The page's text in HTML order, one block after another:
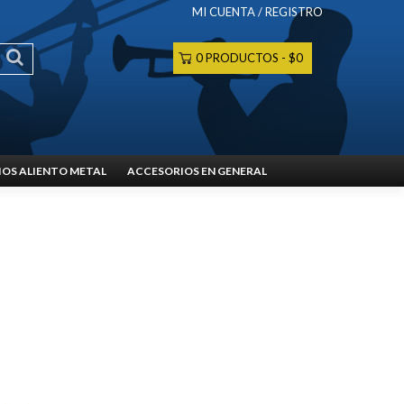
MI CUENTA / REGISTRO
0 PRODUCTOS $0
ALIENTO METAL ACCESORIOS EN GENERAL